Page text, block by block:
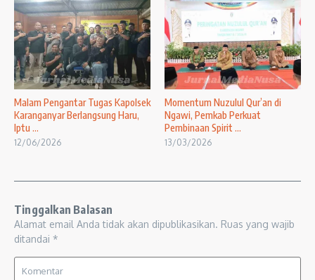
Malam Pengantar Tugas Kapolsek
Karanganyar Berlangsung Haru,
Iptu ...
12/06/2026
Momentum Nuzulul Qur’an di
Ngawi, Pemkab Perkuat
Pembinaan Spirit ...
13/03/2026
Tinggalkan Balasan
Alamat email Anda tidak akan dipublikasikan. Ruas yang wajib
ditandai *